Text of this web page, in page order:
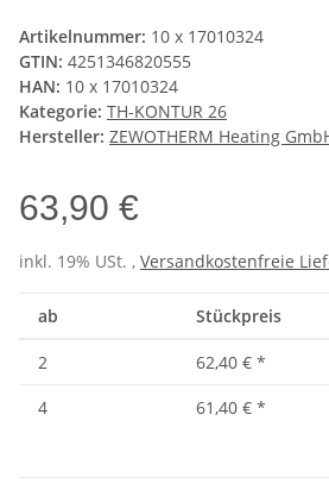
Artikelnummer: 10 x 17010324
GTIN: 4251346820555
HAN: 10 x 17010324
Kategorie: TH-KONTUR 26
Hersteller: ZEWOTHERM Heating
63,90 €
inkl. 19% USt. , Versandkostenfreie
ab Stückpreis
2 62,40 € *
4
61,40 € *